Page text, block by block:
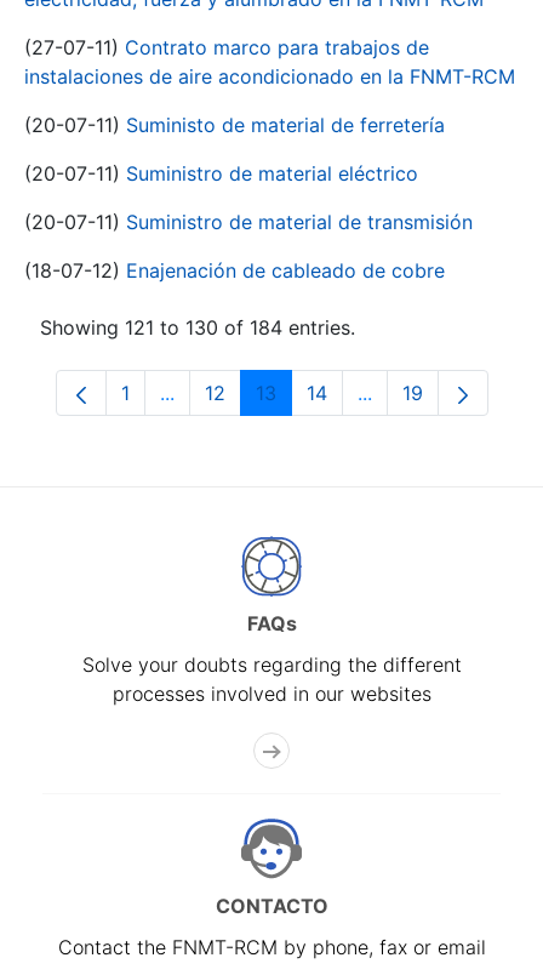
(27-07-11) Contrato marco para trabajos de
instalaciones de aire acondicionado en la FNMT-RCM
(20-07-11) Suministo de material de ferretería
(20-07-11) Suministro de material eléctrico
(20-07-11) Suministro de material de transmisión
(18-07-12) Enajenación de cableado de cobre
Showing 121 to 130 of 184 entries.
Page
1 ...Intermediate Pages Use TAB to navigate.
Page
12 Page
13 Page
14 ...Intermediate
Page
19
FAQs
Solve your doubts regarding the different
processes involved in our websites
CONTACTO
Contact the FNMT-RCM by phone, fax or email